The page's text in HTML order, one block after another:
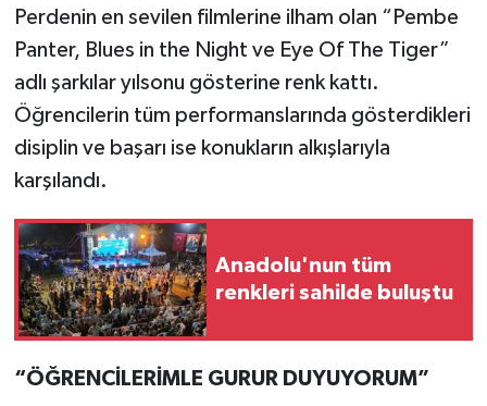
Perdenin en sevilen filmlerine ilham olan “Pembe
Panter, Blues in the Night ve Eye Of The Tiger”
adlı şarkılar yılsonu gösterine renk kattı.
Öğrencilerin tüm performanslarında gösterdikleri
disiplin ve başarı ise konukların alkışlarıyla
karşılandı.
Anadolu'nun tüm
renkleri sahilde buluştu
“ÖĞRENCİLERİMLE GURUR DUYUYORUM”